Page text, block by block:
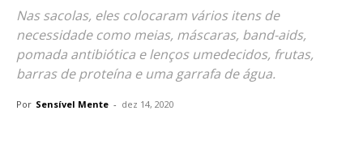
Nas sacolas, eles colocaram vários itens de
necessidade como meias, máscaras, band-aids,
pomada antibiótica e lenços umedecidos, frutas,
barras de proteína e uma garrafa de água.
Por Sensível Mente - dez 14, 2020